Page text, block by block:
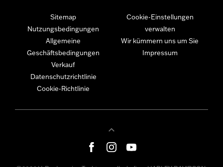
Sitemap
Nutzungsbedingungen
Allgemeine
Geschäftsbedingungen
Verkauf
Datenschutzrichtlinie
Cookie-Richtlinie
Cookie-Einstellungen
verwalten
Wir kümmern uns um Sie
Impressum